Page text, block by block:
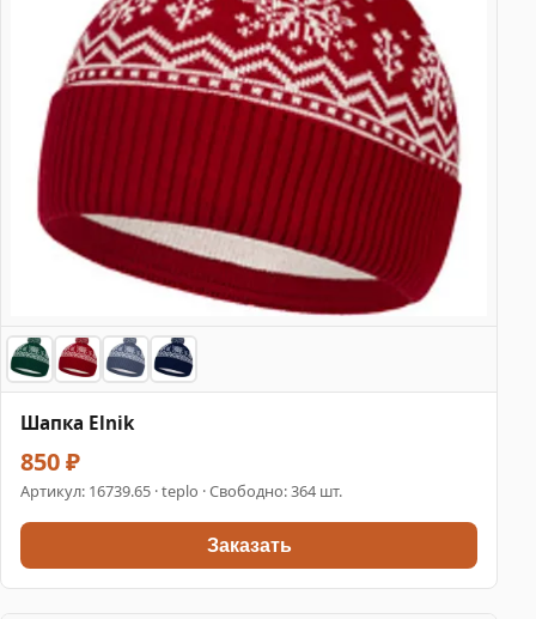
Шапка Elnik
850 ₽
Артикул: 16739.65 · teplo · Свободно: 364 шт.
Заказать